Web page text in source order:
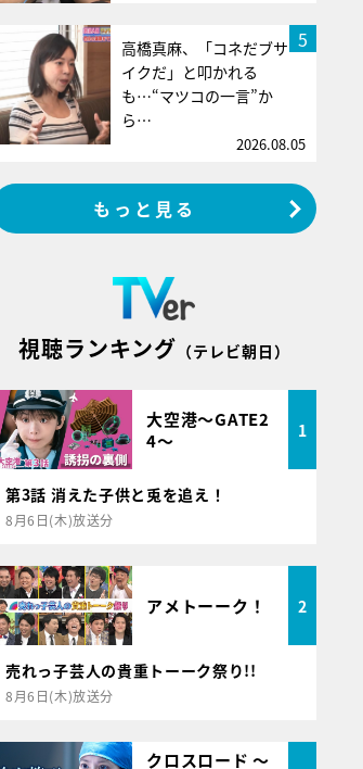
5
高橋真麻、「コネだブサ
イクだ」と叩かれる
も…“マツコの一言”か
ら…
2026.08.05
もっと見る
視聴ランキング （テレビ朝日）
大空港～GATE2
4～
1
第3話 消えた子供と兎を追え！
8月6日(木)放送分
アメトーーク！ 2
売れっ子芸人の貴重トーーク祭り!!
8月6日(木)放送分
クロスロード ～